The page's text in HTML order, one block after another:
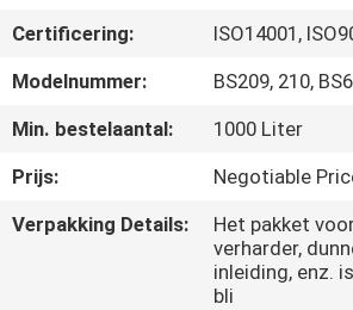
FABRIEKSREIS
CONTACTEER
ONS
Certificering:
ISO14001,
Modelnummer:
BS209, 210,
Min. bestelaantal:
1000 Liter
Prijs:
Negotiable
Verpakking Details:
Het pakket
verharder,
inleiding, enz.
bli